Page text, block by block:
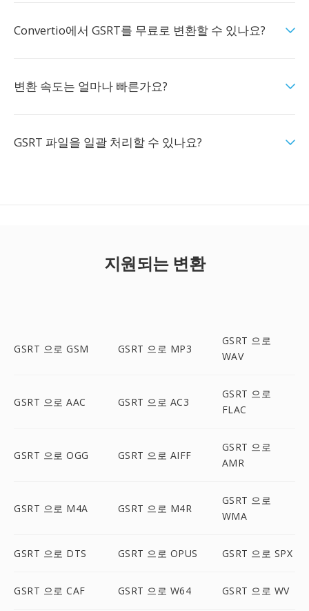
Convertio에서 GSRT를 무료로 변환할 수 있나요?
변환 속도는 얼마나 빠른가요?
GSRT 파일을 일괄 처리할 수 있나요?
지원되는 변환
GSRT 으로 GSM GSRT 으로 MP3
GSRT 으로
WAV
GSRT 으로 AAC GSRT 으로 AC3
GSRT 으로
FLAC
GSRT 으로 OGG GSRT 으로 AIFF
GSRT 으로
AMR
GSRT 으로 M4A GSRT 으로 M4R
GSRT 으로
WMA
GSRT 으로 DTS GSRT 으로 OPUS GSRT 으로 SPX
GSRT 으로 CAF GSRT 으로 W64 GSRT 으로 WV